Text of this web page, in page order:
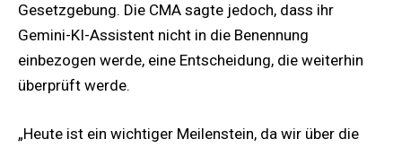
Gesetzgebung. Die CMA sagte jedoch, dass ihr
Gemini-KI-Assistent nicht in die Benennung
einbezogen werde, eine Entscheidung, die weiterhin
überprüft werde.
„Heute ist ein wichtiger Meilenstein, da wir über die